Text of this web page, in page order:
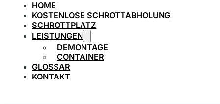
HOME
KOSTENLOSE SCHROTTABHOLUNG
SCHROTTPLATZ
LEISTUNGEN
DEMONTAGE
CONTAINER
GLOSSAR
KONTAKT